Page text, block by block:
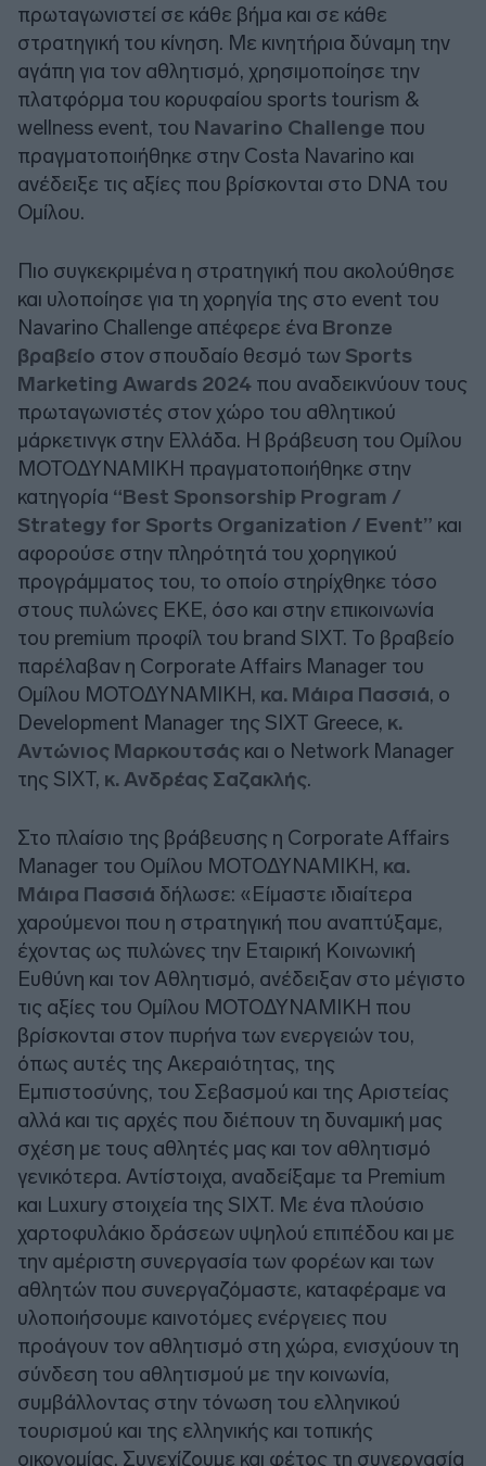
πρωταγωνιστεί σε κάθε βήμα και σε κάθε
στρατηγική του κίνηση. Με κινητήρια δύναμη την
αγάπη για τον αθλητισμό, χρησιμοποίησε την
πλατφόρμα του κορυφαίου sports tourism &
wellness event, του Navarino Challenge που
πραγματοποιήθηκε στην Costa Navarino και
ανέδειξε τις αξίες που βρίσκονται στο DNA του
Ομίλου.
Πιο συγκεκριμένα η στρατηγική που ακολούθησε
και υλοποίησε για τη χορηγία της στο event του
Navarino Challenge απέφερε ένα Bronze
βραβείο στον σπουδαίο θεσμό των Sports
Marketing Awards 2024 που αναδεικνύουν τους
πρωταγωνιστές στον χώρο του αθλητικού
μάρκετινγκ στην Ελλάδα. Η βράβευση του Ομίλου
ΜΟΤΟΔΥΝΑΜΙΚΗ πραγματοποιήθηκε στην
κατηγορία “Best Sponsorship Program /
Strategy for Sports Organization / Event” και
αφορούσε στην πληρότητά του χορηγικού
προγράμματος του, το οποίο στηρίχθηκε τόσο
στους πυλώνες ΕΚΕ, όσο και στην επικοινωνία
του premium προφίλ του brand SIXT. Το βραβείο
παρέλαβαν η Corporate Affairs Manager του
Ομίλου ΜΟΤΟΔΥΝΑΜΙΚΗ, κα. Μάιρα Πασσιά, ο
Development Manager της SIXT Greece, κ.
Αντώνιος Μαρκουτσάς και ο Network Manager
της SIXT, κ. Ανδρέας Σαζακλής.
Στο πλαίσιο της βράβευσης η Corporate Affairs
Manager του Ομίλου ΜΟΤΟΔΥΝΑΜΙΚΗ, κα.
Μάιρα Πασσιά δήλωσε: «Είμαστε ιδιαίτερα
χαρούμενοι που η στρατηγική που αναπτύξαμε,
έχοντας ως πυλώνες την Εταιρική Κοινωνική
Ευθύνη και τον Αθλητισμό, ανέδειξαν στο μέγιστο
τις αξίες του Ομίλου ΜΟΤΟΔΥΝΑΜΙΚΗ που
βρίσκονται στον πυρήνα των ενεργειών του,
όπως αυτές της Ακεραιότητας, της
Εμπιστοσύνης, του Σεβασμού και της Αριστείας
αλλά και τις αρχές που διέπουν τη δυναμική μας
σχέση με τους αθλητές μας και τον αθλητισμό
γενικότερα. Αντίστοιχα, αναδείξαμε τα Premium
και Luxury στοιχεία της SIXT. Με ένα πλούσιο
χαρτοφυλάκιο δράσεων υψηλού επιπέδου και με
την αμέριστη συνεργασία των φορέων και των
αθλητών που συνεργαζόμαστε, καταφέραμε να
υλοποιήσουμε καινοτόμες ενέργειες που
προάγουν τον αθλητισμό στη χώρα, ενισχύουν τη
σύνδεση του αθλητισμού με την κοινωνία,
συμβάλλοντας στην τόνωση του ελληνικού
τουρισμού και της ελληνικής και τοπικής
οικονομίας. Συνεχίζουμε και φέτος τη συνεργασία